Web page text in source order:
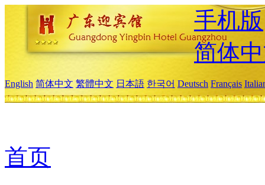
手机版
简体
English 简体中文 繁體中文 日本語 한국어 Deutsch Français
首页